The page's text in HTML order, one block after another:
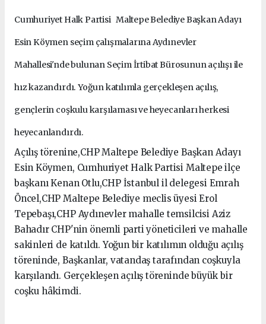
Cumhuriyet Halk Partisi Maltepe Belediye Başkan Adayı
Esin Köymen seçim çalışmalarına Aydınevler
Mahallesi'nde bulunan Seçim İrtibat Bürosunun açılışı ile
hız kazandırdı. Yoğun katılımla gerçekleşen açılış,
gençlerin coşkulu karşılaması ve heyecanları herkesi
heyecanlandırdı.
Açılış törenine,CHP Maltepe Belediye Başkan Adayı
Esin Köymen, Cumhuriyet Halk Partisi Maltepe ilçe
başkanı Kenan Otlu,CHP İstanbul il delegesi Emrah
Öncel,CHP Maltepe Belediye meclis üyesi Erol
Tepebaşı,CHP Aydınevler mahalle temsilcisi Aziz
Bahadır CHP'nin önemli parti yöneticileri ve mahalle
sakinleri de katıldı. Yoğun bir katılımın olduğu açılış
töreninde, Başkanlar, vatandaş tarafından coşkuyla
karşılandı. Gerçekleşen açılış töreninde büyük bir
coşku hâkimdi.